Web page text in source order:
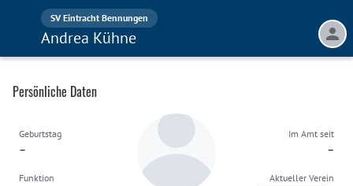
SV Eintracht Bennungen
Andrea Kühne
Persönliche Daten
Geburtstag
–
Funktion
Im Amt seit
–
Aktueller Verein